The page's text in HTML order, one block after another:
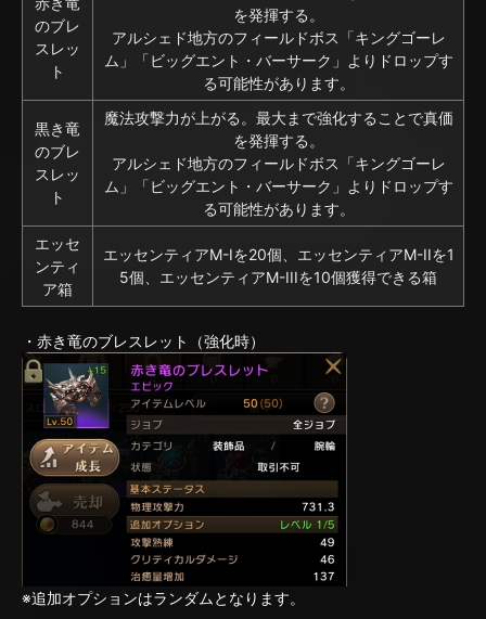
のブレ
スレッ
ト
を発揮する。
アルシェド地方のフィールドボス「キングゴーレ
ム」「ビッグエント・バーサーク」よりドロップす
る可能性があります。
黒き竜
のブレ
スレッ
ト
魔法攻撃力が上がる。最大まで強化することで真価
を発揮する。
アルシェド地方のフィールドボス「キングゴーレ
ム」「ビッグエント・バーサーク」よりドロップす
る可能性があります。
エッセ
ンティ
ア箱
エッセンティアM-Iを20個、エッセンティアM-IIを1
5個、エッセンティアM-IIIを10個獲得できる箱
・赤き竜のブレスレット（強化時）
※追加オプションはランダムとなります。